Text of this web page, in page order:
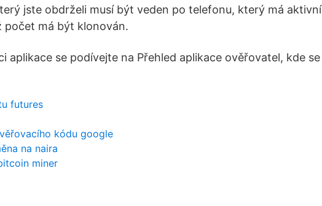
jste obdrželi musí být veden po telefonu, který má aktivní
počet má být klonován.
aplikace se podívejte na Přehled aplikace ověřovatel, kde se
futures
kódu google
na naira
miner